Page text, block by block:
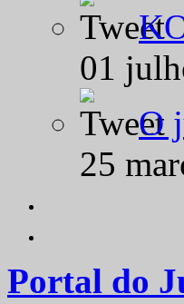
01
O
25
Portal do